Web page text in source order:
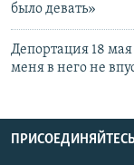
было девать»
Депортация 18 мая
меня в него не